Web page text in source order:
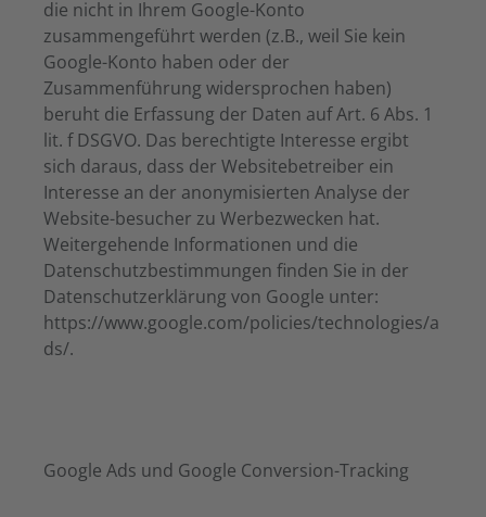
die nicht in Ihrem Google-Konto
zusammengeführt werden (z.B., weil Sie kein
Google-Konto haben oder der
Zusammenführung widersprochen haben)
beruht die Erfassung der Daten auf Art. 6 Abs. 1
lit. f DSGVO. Das berechtigte Interesse ergibt
sich daraus, dass der Websitebetreiber ein
Interesse an der anonymisierten Analyse der
Website-besucher zu Werbezwecken hat.
Weitergehende Informationen und die
Datenschutzbestimmungen finden Sie in der
Datenschutzerklärung von Google unter:
https://www.google.com/policies/technologies/a
ds/.
Google Ads und Google Conversion-Tracking